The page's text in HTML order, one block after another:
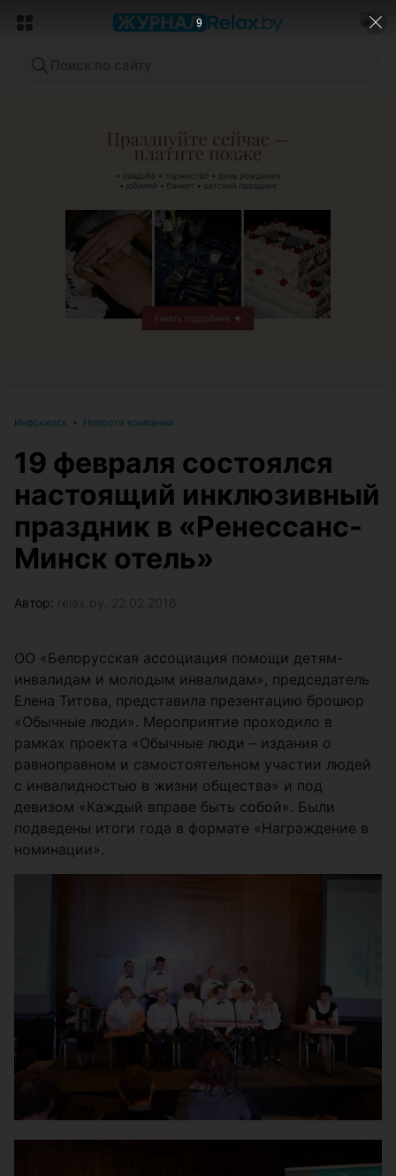
ЭФФЕКТИВНАЯ РЕКЛАМА НА САЙТЕ
Инфокиоск • Новости компаний
19 февраля состоялся
настоящий инклюзивный
праздник в «Ренессанс-
Минск отель»
Автор:
ОО «Белорусская ассоциация помощи детям-
инвалидам и молодым инвалидам», председатель
Елена Титова, представила презентацию брошюр
«Обычные люди». Мероприятие проходило в
рамках проекта «Обычные люди – издания о
равноправном и самостоятельном участии людей
с инвалидностью в жизни общества» и под
девизом «Каждый вправе быть собой». Были
подведены итоги года в формате «Награждение в
номинации».
7